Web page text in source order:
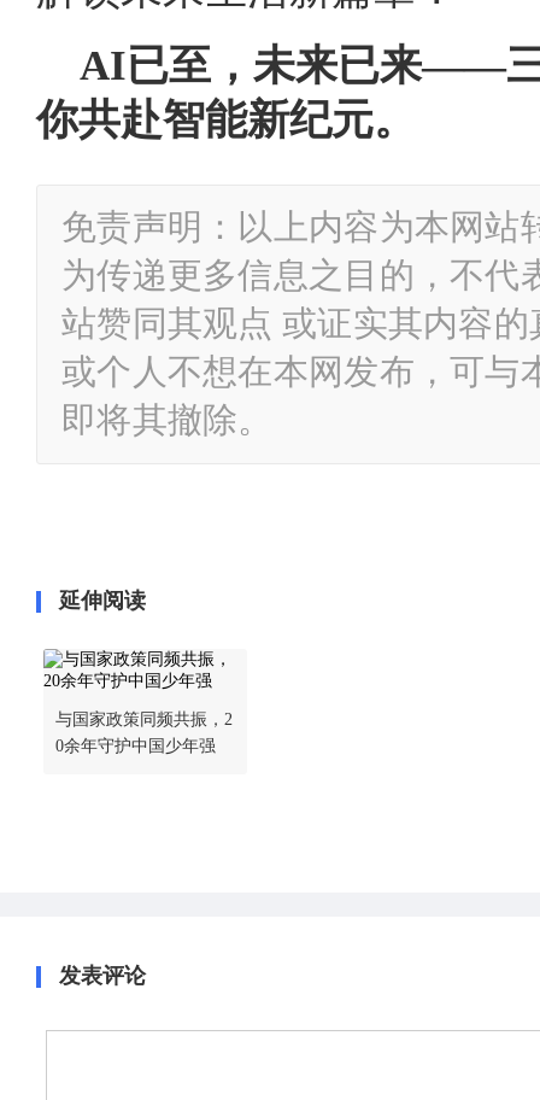
AI已至，未来已来——
你共赴智能新纪元。
免责声明：以上内容为本网站
为传递更多信息之目的，不代
站赞同其观点 或证实其内容
或个人不想在本网发布，可与
即将其撤除。
延伸阅读
与国家政策同频共振，2
0余年守护中国少年强
发表评论